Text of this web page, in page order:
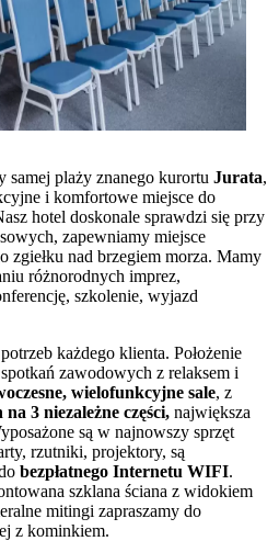
samej plaży znanego kurortu Jurata,
i komfortowe miejsce do
hotel doskonale sprawdzi się przy
zapewniamy miejsce
zgiełku nad brzegiem morza. Mamy
różnorodnych imprez,
szkolenie, wyjazd
każdego klienta. Położenie
zawodowych z relaksem i
wielofunkcyjne sale, z
3 niezależne części, największa
są w najnowszy sprzęt
rzutniki, projektory, są
bezpłatnego Internetu WIFI.
szklana ściana z widokiem
mitingi zapraszamy do
z kominkiem.